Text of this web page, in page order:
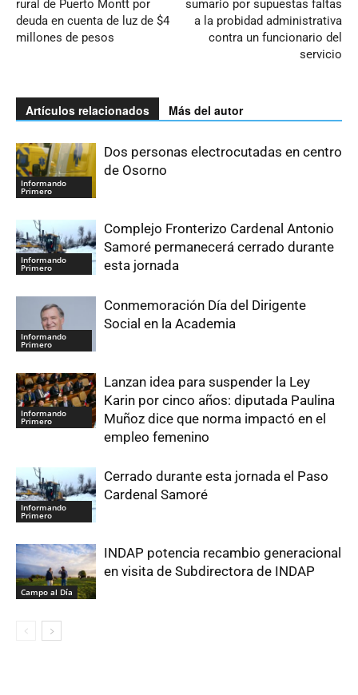
rural de Puerto Montt por
deuda en cuenta de luz de $4
millones de pesos
sumario por supuestas faltas
a la probidad administrativa
contra un funcionario del
servicio
Artículos relacionados Más del autor
Informando
Primero
Dos personas electrocutadas en centro
de Osorno
Informando
Primero
Complejo Fronterizo Cardenal Antonio
Samoré permanecerá cerrado durante
esta jornada
Informando
Primero
Conmemoración Día del Dirigente
Social en la Academia
Informando
Primero
Lanzan idea para suspender la Ley
Karin por cinco años: diputada Paulina
Muñoz dice que norma impactó en el
empleo femenino
Informando
Primero
Cerrado durante esta jornada el Paso
Cardenal Samoré
Campo al Día
INDAP potencia recambio generacional
en visita de Subdirectora de INDAP